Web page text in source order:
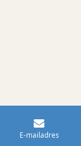
E-mailadres